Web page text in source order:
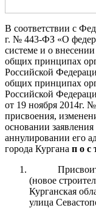
В соответствии с
г. № 443-ФЗ «О
системе и о
общих принципах
Российской
общих принципах
Российской
от 19 ноября 2014г.
присвоения,
основании
аннулировании его
города Кургана п о с
(новое
Курганская
улица